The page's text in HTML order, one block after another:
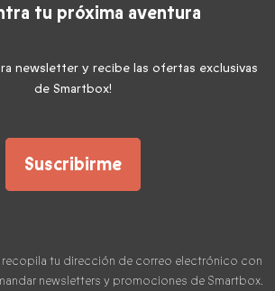
tu próxima aventura
newsletter y recibe las ofertas exclusivas
de Smartbox!
Suscribirme
tu dirección de correo electrónico con
newsletters y promociones de Smartbox.